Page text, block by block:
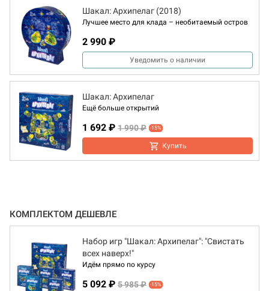
Шакал: Архипелаг (2018)
Лучшее место для клада – необитаемый остров
2 990 ₽
Уведомить о наличии
Шакал: Архипелаг
Ещё больше открытий
1 692 ₽ 1 990 ₽ -15%
Купить
КОМПЛЕКТОМ ДЕШЕВЛЕ
Набор игр "Шакал: Архипелаг": "Свистать
всех наверх!"
Идём прямо по курсу
5 092 ₽ 5 985 ₽ -15%